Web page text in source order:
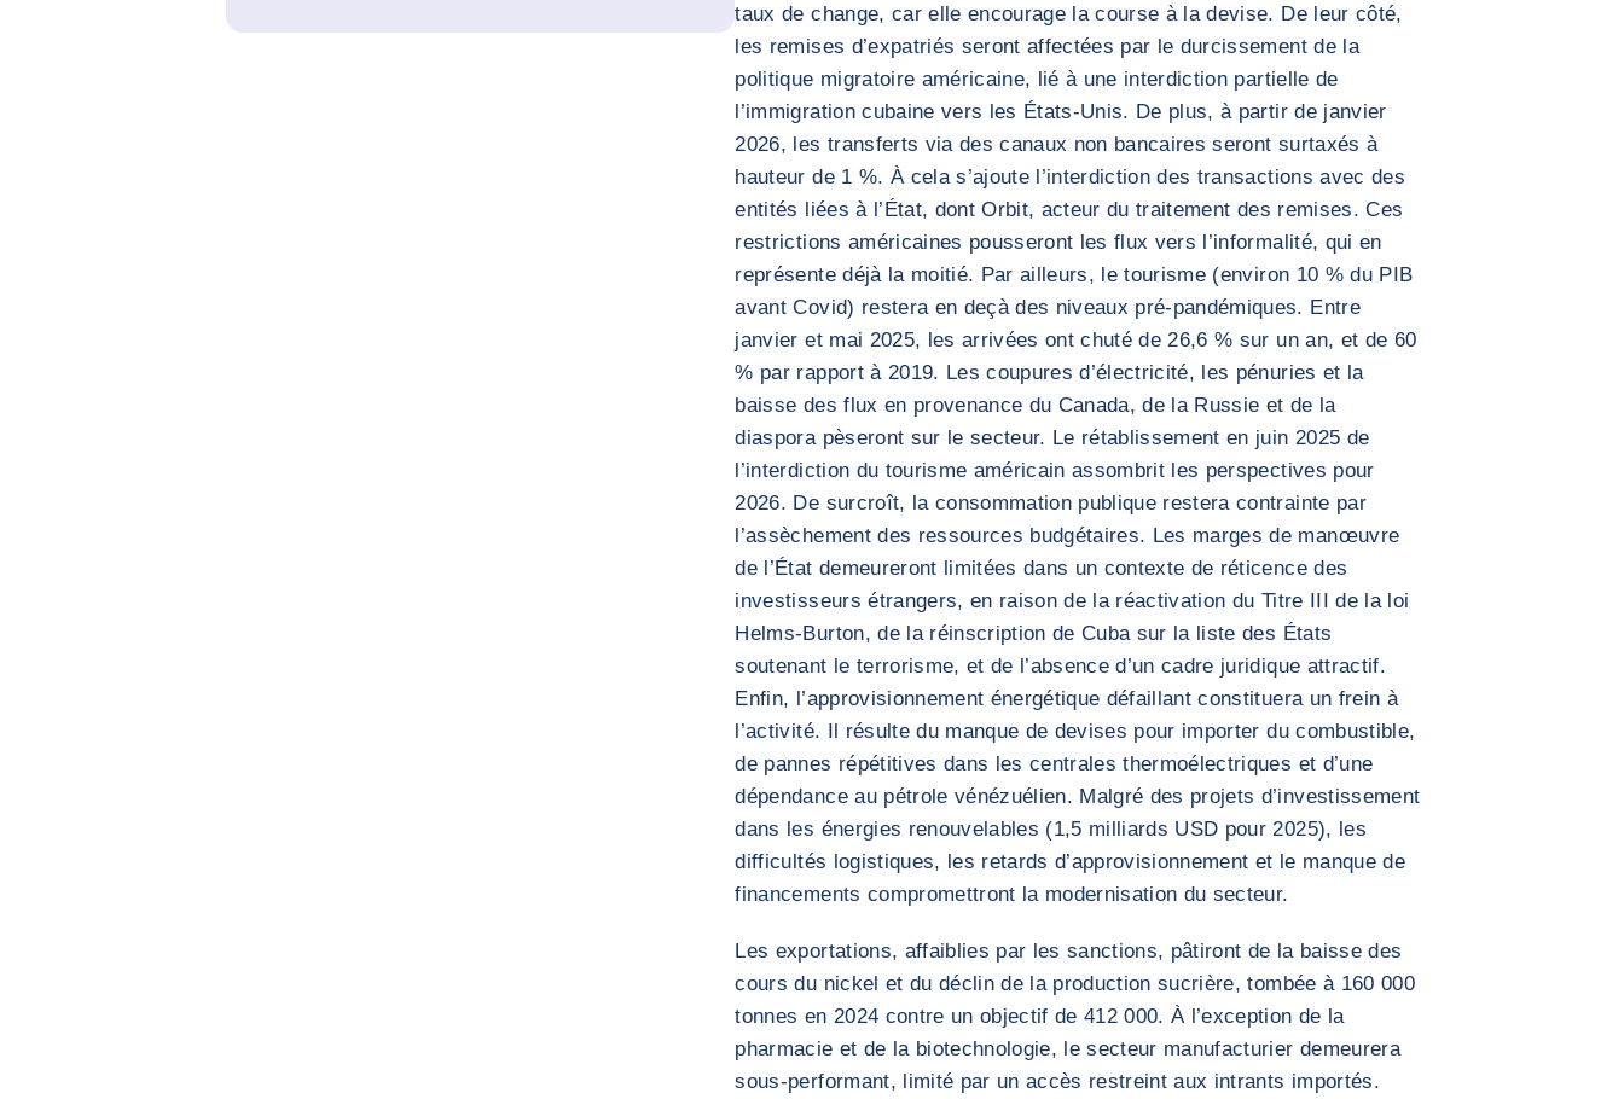
taux de change, car elle encourage la course à la devise. De leur côté,
les remises d’expatriés seront affectées par le durcissement de la
politique migratoire américaine, lié à une interdiction partielle de
l’immigration cubaine vers les États-Unis. De plus, à partir de janvier
2026, les transferts via des canaux non bancaires seront surtaxés à
hauteur de 1 %. À cela s’ajoute l’interdiction des transactions avec des
entités liées à l’État, dont Orbit, acteur du traitement des remises. Ces
restrictions américaines pousseront les flux vers l’informalité, qui en
représente déjà la moitié. Par ailleurs, le tourisme (environ 10 % du PIB
avant Covid) restera en deçà des niveaux pré-pandémiques. Entre
janvier et mai 2025, les arrivées ont chuté de 26,6 % sur un an, et de 60
% par rapport à 2019. Les coupures d’électricité, les pénuries et la
baisse des flux en provenance du Canada, de la Russie et de la
diaspora pèseront sur le secteur. Le rétablissement en juin 2025 de
l’interdiction du tourisme américain assombrit les perspectives pour
2026. De surcroît, la consommation publique restera contrainte par
l’assèchement des ressources budgétaires. Les marges de manœuvre
de l’État demeureront limitées dans un contexte de réticence des
investisseurs étrangers, en raison de la réactivation du Titre III de la loi
Helms-Burton, de la réinscription de Cuba sur la liste des États
soutenant le terrorisme, et de l’absence d’un cadre juridique attractif.
Enfin, l’approvisionnement énergétique défaillant constituera un frein à
l’activité. Il résulte du manque de devises pour importer du combustible,
de pannes répétitives dans les centrales thermoélectriques et d’une
dépendance au pétrole vénézuélien. Malgré des projets d’investissement
dans les énergies renouvelables (1,5 milliards USD pour 2025), les
difficultés logistiques, les retards d’approvisionnement et le manque de
financements compromettront la modernisation du secteur.
Les exportations, affaiblies par les sanctions, pâtiront de la baisse des
cours du nickel et du déclin de la production sucrière, tombée à 160 000
tonnes en 2024 contre un objectif de 412 000. À l’exception de la
pharmacie et de la biotechnologie, le secteur manufacturier demeurera
sous-performant, limité par un accès restreint aux intrants importés.